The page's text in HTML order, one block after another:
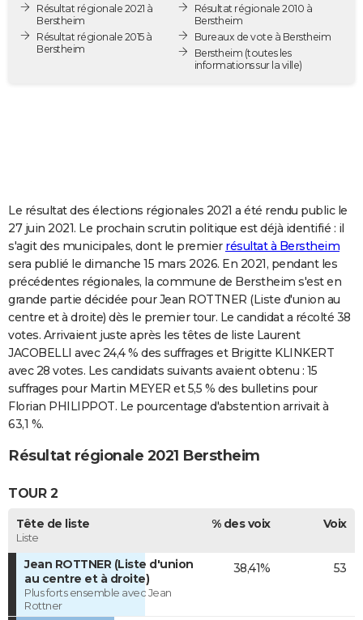
Destinations
City break
Voyage nature
Voyage de noces
Forum
PHOTO
GUIDES D'ACHAT
COPAINS D'AVANT
S'inscrire
Se connecter
Lycées
Collèges
Primaires
Universités
Entreprises
Service militaire
Avis de recherche
AVIS DE DÉCÈS
FORUM
Bricolage
Lifestyle
Culture
Sport
Auto
Television
Voyage
Cinema
Résultat régionale 2021 à
Berstheim
Résultat régionale 2015 à
Berstheim
Résultat régionale 2010 à
Berstheim
Bureaux de vote à Berstheim
Berstheim (toutes les
informations sur la ville)
Le résultat des élections régionales 2021 a été rendu public le
27 juin 2021. Le prochain scrutin politique est déjà identifié : il
s'agit des municipales, dont le premier résultat à Berstheim
sera publié le dimanche 15 mars 2026. En 2021, pendant les
précédentes régionales, la commune de Berstheim s'est en
grande partie décidée pour Jean ROTTNER (Liste d'union au
centre et à droite) dès le premier tour. Le candidat a récolté 38
votes. Arrivaient juste après les têtes de liste Laurent
JACOBELLI avec 24,4 % des suffrages et Brigitte KLINKERT
avec 28 votes. Les candidats suivants avaient obtenu : 15
suffrages pour Martin MEYER et 5,5 % des bulletins pour
Florian PHILIPPOT. Le pourcentage d'abstention arrivait à
63,1 %.
Résultat régionale 2021 Berstheim
TOUR 2
Tête de liste
Liste
% des voix Voix
Jean ROTTNER (Liste d'union
au centre et à droite)
Plus forts ensemble avec Jean
Rottner
38,41% 53